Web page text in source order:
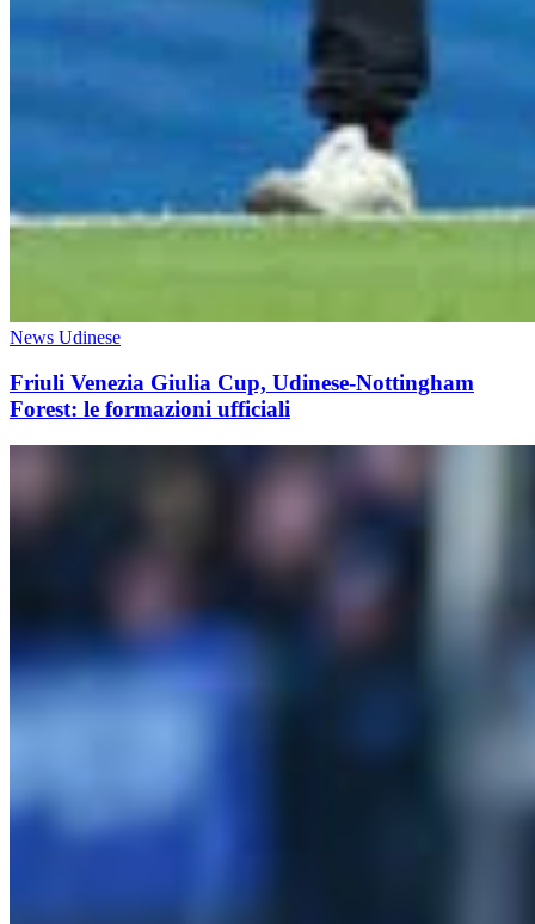
News Udinese
Friuli Venezia Giulia Cup, Udinese-Nottingham
Forest: le formazioni ufficiali